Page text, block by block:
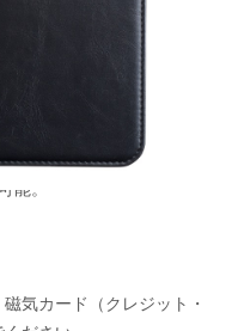
中面はヌバック調素材を
スがiPadを守ります。
で使いやすさも◎。
能。
気カード（クレジット・